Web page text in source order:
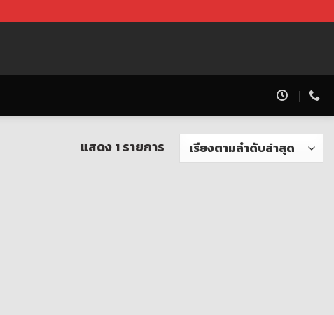
แสดง 1 รายการ